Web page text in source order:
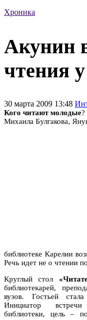
Хроника
Акунин
чтения
30 марта 2009 13:48
Кого читают молодые?
Михаила Булгакова,
библиотеке Карелии
Речь идет не о чтении
Круглый стол
библиотекарей,
вузов. Гостьей
Инициатор
библиотеки, цель –